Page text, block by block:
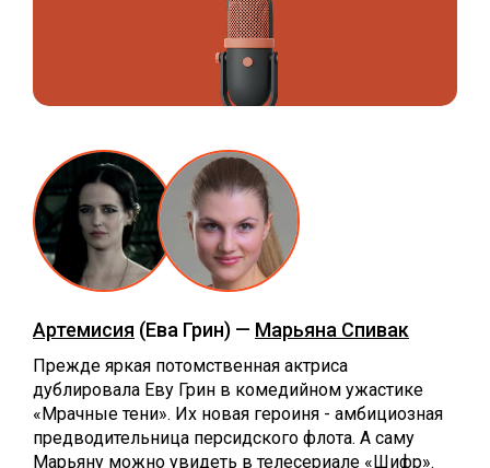
Артемисия (Ева Грин) — Марьяна Спивак
Прежде яркая потомственная актриса
дублировала Еву Грин в комедийном ужастике
«Мрачные тени». Их новая героиня - амбициозная
предводительница персидского флота. А саму
Марьяну можно увидеть в телесериале «Шифр».